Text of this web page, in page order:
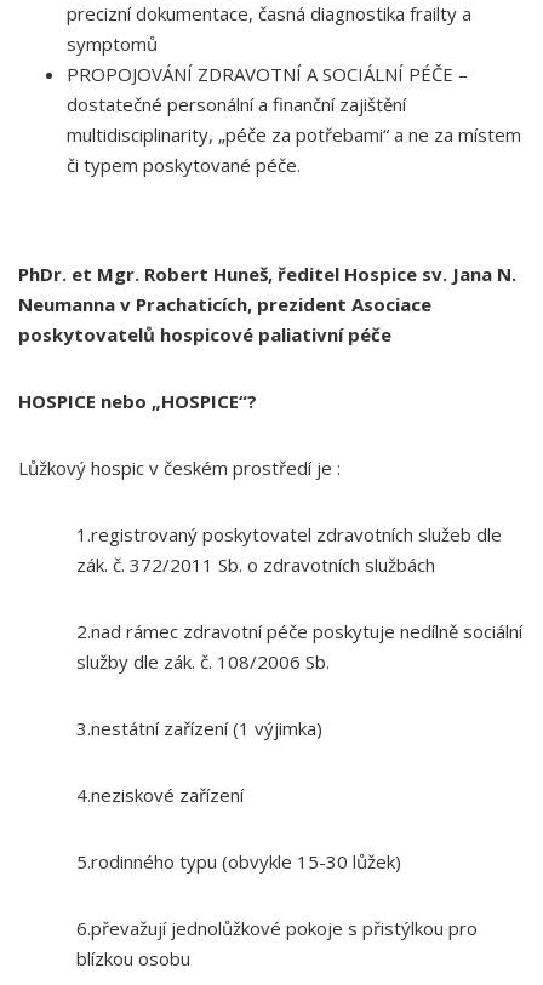
precizní dokumentace, časná diagnostika frailty a
symptomů
PROPOJOVÁNÍ ZDRAVOTNÍ A SOCIÁLNÍ PÉČE –
dostatečné personální a finanční zajištění
multidisciplinarity, „péče za potřebami“ a ne za místem
či typem poskytované péče.
PhDr. et Mgr. Robert Huneš, ředitel Hospice sv. Jana N.
Neumanna v Prachaticích, prezident Asociace
poskytovatelů hospicové paliativní péče
HOSPICE nebo „HOSPICE“?
Lůžkový hospic v českém prostředí je :
1.registrovaný poskytovatel zdravotních služeb dle
zák. č. 372/2011 Sb. o zdravotních službách
2.nad rámec zdravotní péče poskytuje nedílně sociální
služby dle zák. č. 108/2006 Sb.
3.nestátní zařízení (1 výjimka)
4.neziskové zařízení
5.rodinného typu (obvykle 15-30 lůžek)
6.převažují jednolůžkové pokoje s přistýlkou pro
blízkou osobu